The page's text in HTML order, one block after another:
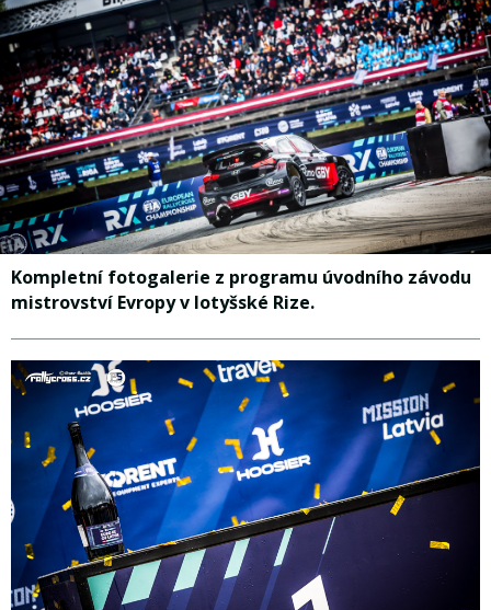
Kompletní fotogalerie z programu úvodního závodu
mistrovství Evropy v lotyšské Rize.